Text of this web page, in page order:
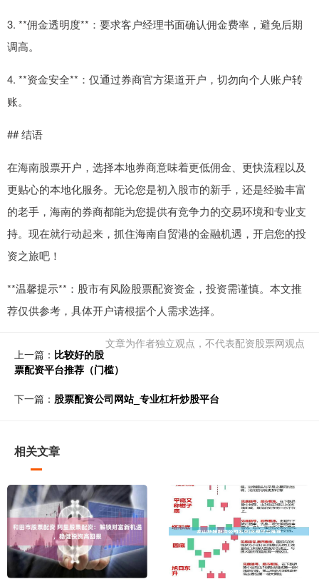
3. **佣金透明度**：要求客户经理书面确认佣金费率，避免后期
调高。
4. **资金安全**：仅通过券商官方渠道开户，切勿向个人账户转
账。
## 结语
在海南股票开户，选择本地券商意味着更低佣金、更快流程以及
更贴心的本地化服务。无论您是初入股市的新手，还是经验丰富
的老手，海南的券商都能为您提供有竞争力的交易环境和专业支
持。现在就行动起来，抓住海南自贸港的金融机遇，开启您的投
资之旅吧！
**温馨提示**：股市有风险股票配资资金，投资需谨慎。本文推
荐仅供参考，具体开户请根据个人需求选择。
文章为作者独立观点，不代表配资股票网观点
上一篇： 比较好的股
票配资平台推荐（门槛）
下一篇： 股票配资公司网站_专业杠杆炒股平台
相关文章